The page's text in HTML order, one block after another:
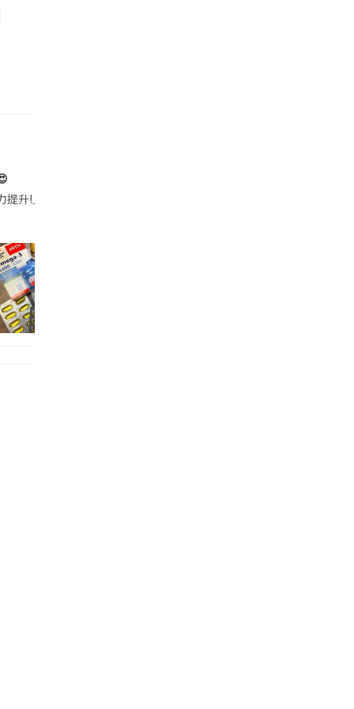
帶的行動電源機身已標示「10000mAh」，卻仍被要求當場丟
提升!｣ 長時間對住電腦､剪片寫稿,成日覺得眼睛乾澀､腦袋好似｢斷